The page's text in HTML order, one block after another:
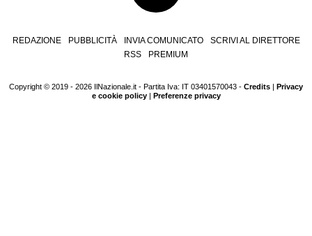
REDAZIONE PUBBLICITÀ INVIA COMUNICATO
SCRIVI AL DIRETTORE
RSS
PREMIUM
Copyright © 2019 - 2026 IlNazionale.it - Partita Iva: IT 03401570043 - Credits
Privacy
e cookie policy| Preferenze privacy